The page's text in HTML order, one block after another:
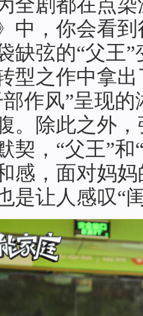
全剧都在点
中，你会看
缺弦的“父王
型之作中拿
作风”呈现
。除此之外
契，“父王”
感，面对妈
是让人感叹“